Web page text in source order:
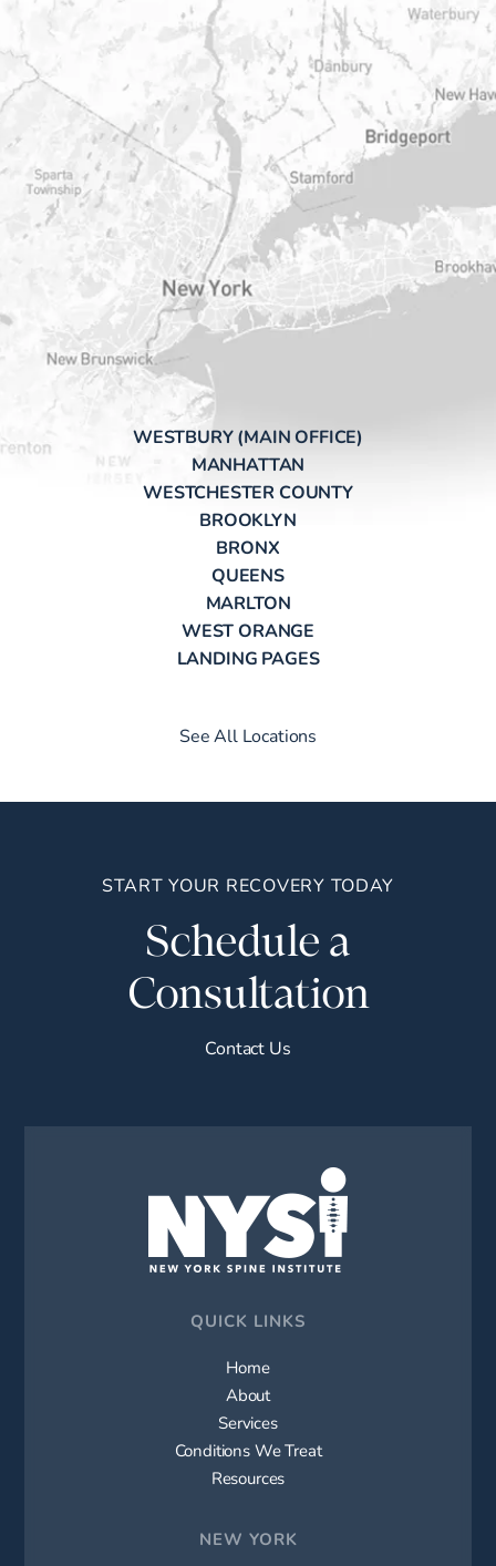
WESTBURY (MAIN OFFICE)
MANHATTAN
WESTCHESTER COUNTY
BROOKLYN
BRONX
QUEENS
MARLTON
WEST ORANGE
LANDING PAGES
See All Locations
START YOUR RECOVERY TODAY
Schedule a
Consultation
Contact Us
QUICK LINKS
Home
About
Services
Conditions We Treat
Resources
NEW YORK